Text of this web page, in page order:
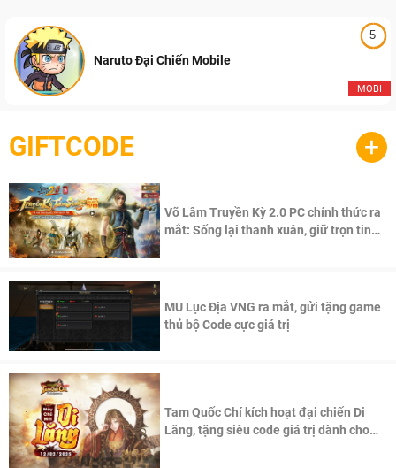
5
MOBI
Naruto Đại Chiến Mobile
GIFTCODE +
Võ Lâm Truyền Kỳ 2.0 PC chính thức ra
mắt: Sống lại thanh xuân, giữ trọn tinh
MU Lục Địa VNG ra mắt, gửi tặng game
thủ bộ Code cực giá trị
Tam Quốc Chí kích hoạt đại chiến Di
Lăng, tặng siêu code giá trị dành cho